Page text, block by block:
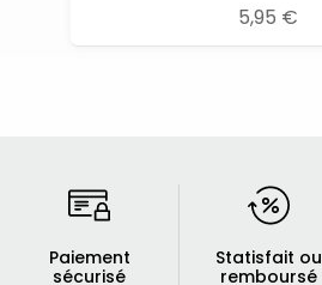
5,95 €
Paiement
sécurisé
Statisfait ou
remboursé